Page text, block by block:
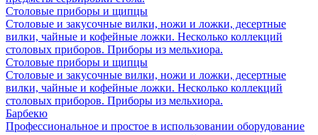
Столовые приборы и щипцы
Столовые и закусочные вилки, ножи и ложки, десертные
вилки, чайные и кофейные ложки. Несколько коллекций
столовых приборов. Приборы из мельхиора.
Столовые приборы и щипцы
Столовые и закусочные вилки, ножи и ложки, десертные
вилки, чайные и кофейные ложки. Несколько коллекций
столовых приборов. Приборы из мельхиора.
Барбекю
Профессиональное и простое в использовании оборудование